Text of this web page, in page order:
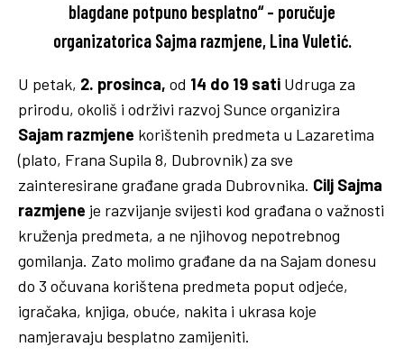
blagdane potpuno besplatno“ – poručuje
organizatorica Sajma razmjene, Lina Vuletić.
U petak, 2. prosinca, od 14 do 19 sati Udruga za
prirodu, okoliš i održivi razvoj Sunce organizira
Sajam razmjene korištenih predmeta u Lazaretima
(plato, Frana Supila 8, Dubrovnik) za sve
zainteresirane građane grada Dubrovnika. Cilj Sajma
razmjene je razvijanje svijesti kod građana o važnosti
kruženja predmeta, a ne njihovog nepotrebnog
gomilanja. Zato molimo građane da na Sajam donesu
do 3 očuvana korištena predmeta poput odjeće,
igračaka, knjiga, obuće, nakita i ukrasa koje
namjeravaju besplatno zamijeniti.